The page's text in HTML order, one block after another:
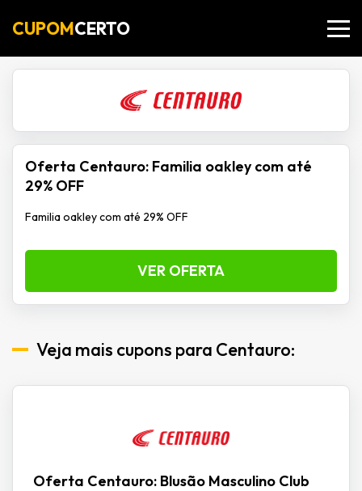
CUPOMCERTO
Oferta Centauro: Familia oakley com até
29% OFF
Familia oakley com até 29% OFF
VER OFERTA
Veja mais cupons para Centauro:
Oferta Centauro: Blusão Masculino Club